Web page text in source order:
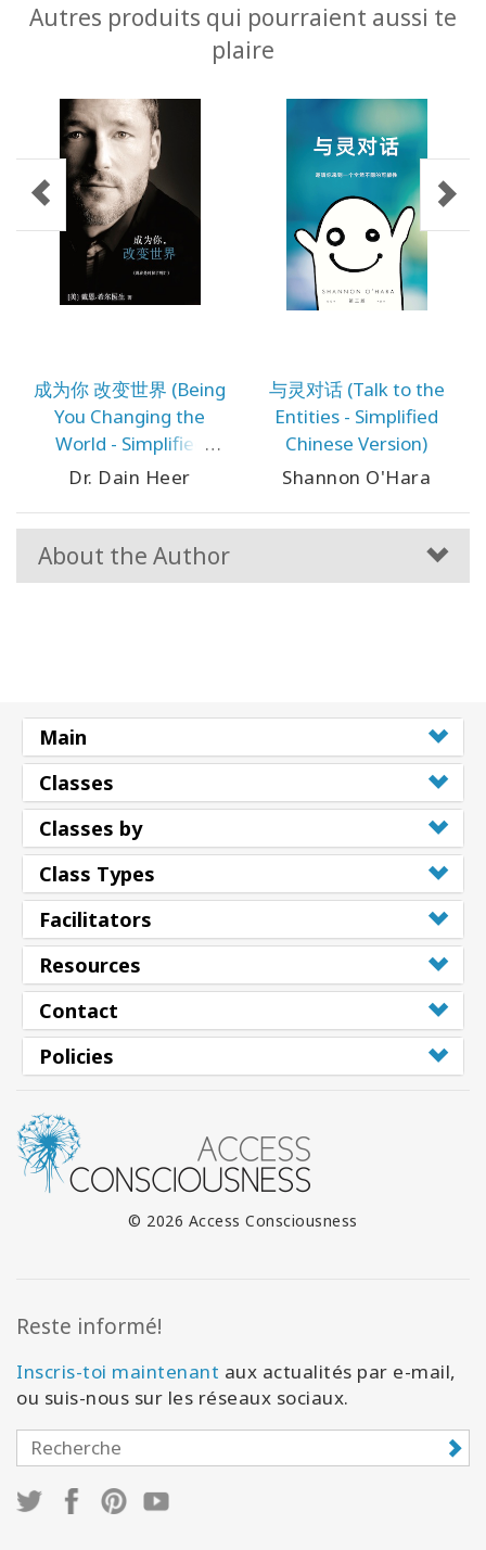
Autres produits qui pourraient aussi te
plaire
成为你 改变世界 (Being
You Changing the
World - Simplified
Chinese Version)
Dr. Dain Heer
与灵对话 (Talk to the
Entities - Simplified
Chinese Version)
Shannon O'Hara
About the Author
Main
Classes
Classes by
Class Types
Facilitators
Resources
Contact
Policies
© 2026 Access Consciousness
Reste informé!
Inscris-toi maintenant aux actualités par e-mail,
ou suis-nous sur les réseaux sociaux.